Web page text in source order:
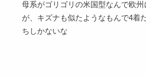
母系がゴリゴリの米国型なんで欧
が、キズナも似たようなもんで4着
ちしかないな